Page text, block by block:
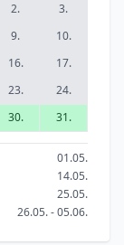
2.
3.
9.
10.
16.
17.
23.
24.
30. 31.
01.05.
14.05.
25.05.
26.05. - 05.06.